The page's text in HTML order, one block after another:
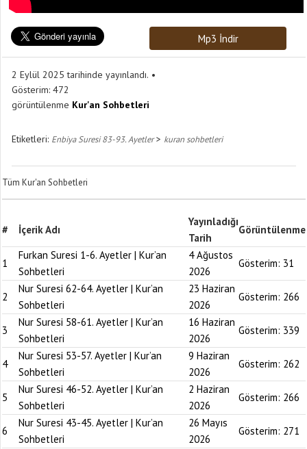
Mp3 İndir
2 Eylül 2025 tarihinde yayınlandı.
Gösterim: 472
görüntülenme Kur'an Sohbetleri
Etiketleri: Enbiya Suresi 83-93. Ayetler> kuran sohbetleri
Tüm Kur'an Sohbetleri
# İçerik Adı
Yayınladığı
Tarih
Görüntülenme
1
Furkan Suresi 1-6. Ayetler | Kur’an
Sohbetleri
4 Ağustos
2026
Gösterim: 31
2
Nur Suresi 62-64. Ayetler | Kur’an
Sohbetleri
23 Haziran
2026
Gösterim: 266
3
Nur Suresi 58-61. Ayetler | Kur’an
Sohbetleri
16 Haziran
2026
Gösterim: 339
4
Nur Suresi 53-57. Ayetler | Kur’an
Sohbetleri
9 Haziran
2026
Gösterim: 262
5
Nur Suresi 46-52. Ayetler | Kur’an
Sohbetleri
2 Haziran
2026
Gösterim: 266
6
Nur Suresi 43-45. Ayetler | Kur’an
Sohbetleri
26 Mayıs
2026
Gösterim: 271